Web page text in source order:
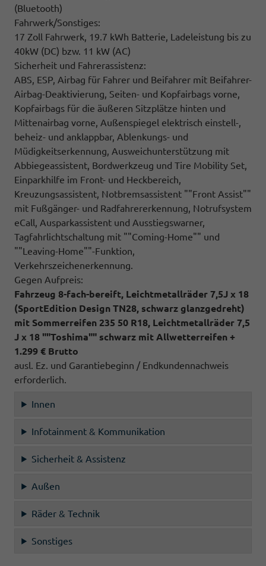
(Bluetooth)
Fahrwerk/Sonstiges:
17 Zoll Fahrwerk, 19.7 kWh Batterie, Ladeleistung bis zu
40kW (DC) bzw. 11 kW (AC)
Sicherheit und Fahrerassistenz:
ABS, ESP, Airbag für Fahrer und Beifahrer mit Beifahrer-
Airbag-Deaktivierung, Seiten- und Kopfairbags vorne,
Kopfairbags für die äußeren Sitzplätze hinten und
Mittenairbag vorne, Außenspiegel elektrisch einstell-,
beheiz- und anklappbar, Ablenkungs- und
Müdigkeitserkennung, Ausweichunterstützung mit
Abbiegeassistent, Bordwerkzeug und Tire Mobility Set,
Einparkhilfe im Front- und Heckbereich,
Kreuzungsassistent, Notbremsassistent ""Front Assist""
mit Fußgänger- und Radfahrererkennung, Notrufsystem
eCall, Ausparkassistent und Ausstiegswarner,
Tagfahrlichtschaltung mit ""Coming-Home"" und
""Leaving-Home""-Funktion,
Verkehrszeichenerkennung.
Gegen Aufpreis:
Fahrzeug 8-fach-bereift, Leichtmetallräder 7,5J x 18
(SportEdition Design TN28, schwarz glanzgedreht)
mit Sommerreifen 235 50 R18, Leichtmetallräder 7,5
J x 18 ""Toshima"" schwarz mit Allwetterreifen +
1.299 € Brutto
ausl. Ez. und Garantiebeginn / Endkundennachweis
erforderlich.
Innen
Infotainment & Kommunikation
Sicherheit & Assistenz
Außen
Räder & Technik
Sonstiges